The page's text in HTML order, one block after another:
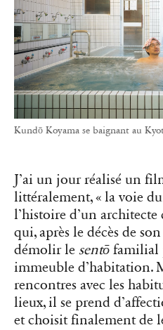
Kundō Koyama se baignant au
J’ai un jour réalisé un
littéralement, « la voie
l’histoire d’un
qui, après le décès de
démolir le sentō familial
immeuble d’habitation.
rencontres avec les
lieux, il se prend
et choisit finalement de